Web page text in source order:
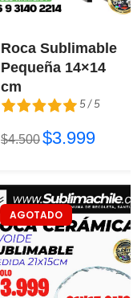
Roca Sublimable
Pequeña 14×14
cm
5 / 5
5 / 5
$4.500$3.999
AGOTADO